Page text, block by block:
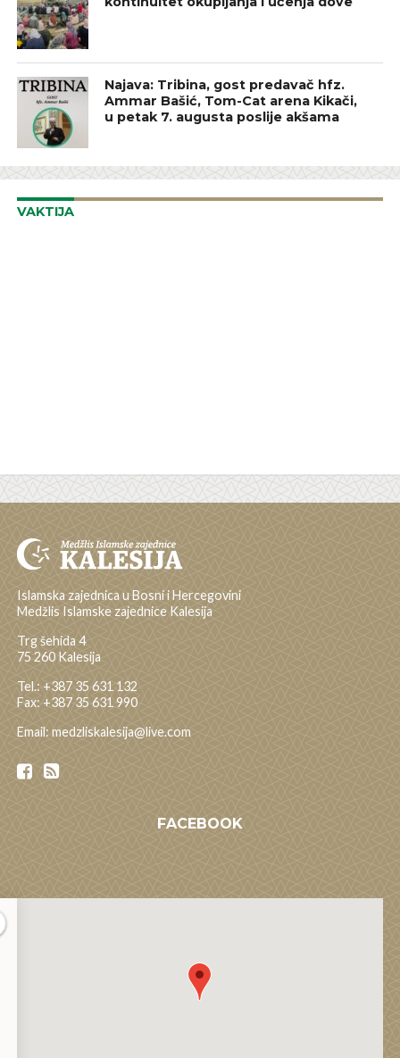
Najava: Tribina, gost predavač hfz.
Ammar Bašić, Tom-Cat arena Kikači,
u petak 7. augusta poslije akšama
VAKTIJA
Islamska zajednica u Bosni i Hercegovini
Medžlis Islamske zajednice Kalesija
Trg šehida 4
75 260 Kalesija
Tel.: +387 35 631 132
Fax: +387 35 631 990
Email: medzliskalesija@live.com
FACEBOOK